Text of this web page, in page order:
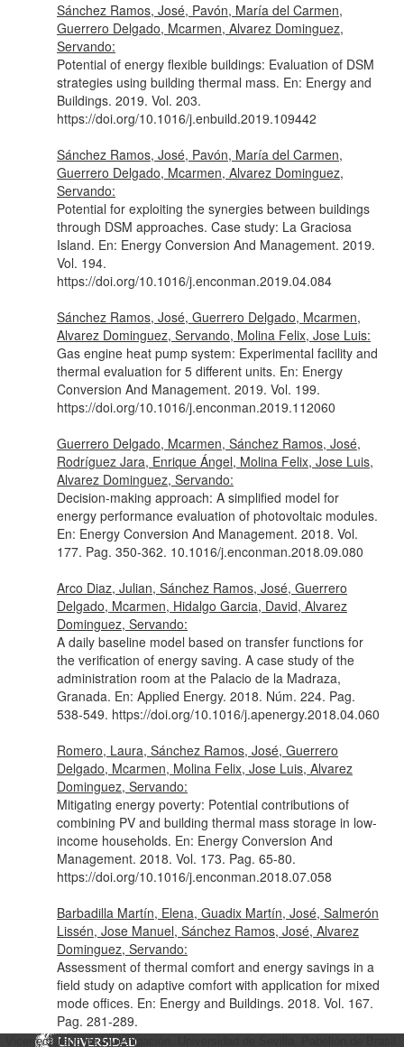
Sánchez Ramos, José, Pavón, María del Carmen,
Guerrero Delgado, Mcarmen, Alvarez Dominguez,
Servando:
Potential of energy flexible buildings: Evaluation of DSM
strategies using building thermal mass. En: Energy and
Buildings. 2019. Vol. 203.
https://doi.org/10.1016/j.enbuild.2019.109442
Sánchez Ramos, José, Pavón, María del Carmen,
Guerrero Delgado, Mcarmen, Alvarez Dominguez,
Servando:
Potential for exploiting the synergies between buildings
through DSM approaches. Case study: La Graciosa
Island. En: Energy Conversion And Management. 2019.
Vol. 194.
https://doi.org/10.1016/j.enconman.2019.04.084
Sánchez Ramos, José, Guerrero Delgado, Mcarmen,
Alvarez Dominguez, Servando, Molina Felix, Jose Luis:
Gas engine heat pump system: Experimental facility and
thermal evaluation for 5 different units. En: Energy
Conversion And Management. 2019. Vol. 199.
https://doi.org/10.1016/j.enconman.2019.112060
Guerrero Delgado, Mcarmen, Sánchez Ramos, José,
Rodríguez Jara, Enrique Ángel, Molina Felix, Jose Luis,
Alvarez Dominguez, Servando:
Decision-making approach: A simplified model for
energy performance evaluation of photovoltaic modules.
En: Energy Conversion And Management. 2018. Vol.
177. Pag. 350-362. 10.1016/j.enconman.2018.09.080
Arco Diaz, Julian, Sánchez Ramos, José, Guerrero
Delgado, Mcarmen, Hidalgo Garcia, David, Alvarez
Dominguez, Servando:
A daily baseline model based on transfer functions for
the verification of energy saving. A case study of the
administration room at the Palacio de la Madraza,
Granada. En: Applied Energy. 2018. Núm. 224. Pag.
538-549. https://doi.org/10.1016/j.apenergy.2018.04.060
Romero, Laura, Sánchez Ramos, José, Guerrero
Delgado, Mcarmen, Molina Felix, Jose Luis, Alvarez
Dominguez, Servando:
Mitigating energy poverty: Potential contributions of
combining PV and building thermal mass storage in low-
income households. En: Energy Conversion And
Management. 2018. Vol. 173. Pag. 65-80.
https://doi.org/10.1016/j.enconman.2018.07.058
Barbadilla Martín, Elena, Guadix Martín, José, Salmerón
Lissén, Jose Manuel, Sánchez Ramos, José, Alvarez
Dominguez, Servando:
Assessment of thermal comfort and energy savings in a
field study on adaptive comfort with application for mixed
mode offices. En: Energy and Buildings. 2018. Vol. 167.
Pag. 281-289.
https://doi.org/10.1016/j.enbuild.2018.02.033
Vicerrectorado de Investigación. Universidad de Sevilla. Pabellón de Brasil.